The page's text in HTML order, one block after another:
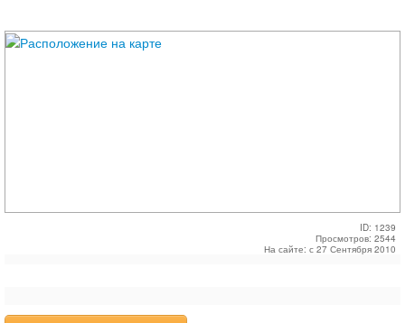
ID: 1239
Просмотров: 2544
На сайте: с 27 Сентября 2010